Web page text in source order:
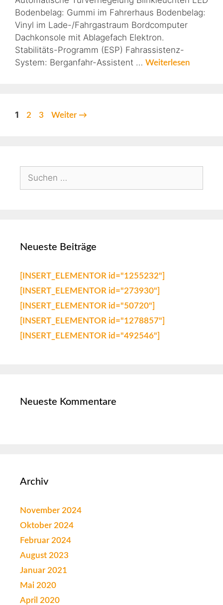
Bodenbelag: Gummi im Fahrerhaus Bodenbelag:
Vinyl im Lade-/Fahrgastraum Bordcomputer
Dachkonsole mit Ablagefach Elektron.
Stabilitäts-Programm (ESP) Fahrassistenz-
System: Berganfahr-Assistent … Weiterlesen
1 2 3 Weiter →
Neueste Beiträge
[INSERT_ELEMENTOR id="1255232"]
[INSERT_ELEMENTOR id="273930"]
[INSERT_ELEMENTOR id="50720"]
[INSERT_ELEMENTOR id="1278857"]
[INSERT_ELEMENTOR id="492546"]
Neueste Kommentare
Archiv
November 2024
Oktober 2024
Februar 2024
August 2023
Januar 2021
Mai 2020
April 2020